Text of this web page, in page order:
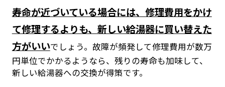
寿命が近づいている場合には、修理費用をかけ
て修理するよりも、新しい給湯器に買い替えた
方がいいでしょう。故障が頻発して修理費用が数万
円単位でかかるようなら、残りの寿命も加味して、
新しい給湯器への交換が得策です。